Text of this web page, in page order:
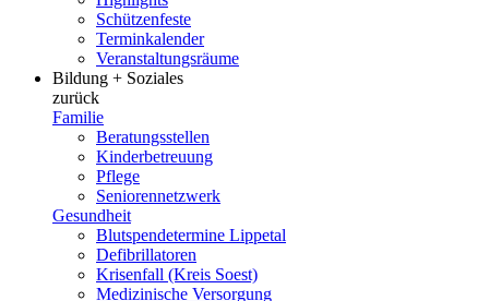
Schützenfeste
Terminkalender
Veranstaltungsräume
Bildung + Soziales
zurück
Familie
Beratungsstellen
Kinderbetreuung
Pflege
Seniorennetzwerk
Gesundheit
Blutspendetermine Lippetal
Defibrillatoren
Krisenfall (Kreis Soest)
Medizinische Versorgung